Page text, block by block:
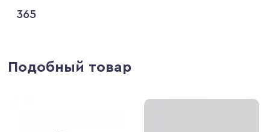
365
Подобный товар